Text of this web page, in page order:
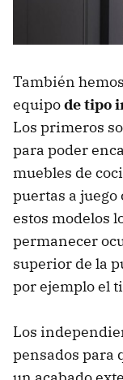
También
equipode tipo
Los primeros
para poder
muebles de
puertas a
estos modelos
permanecer
superior de la
por ejemplo el
Los
pensados para